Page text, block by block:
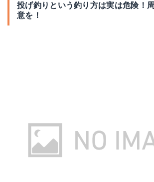
投げ釣りという釣り方は実は危険！
意を！